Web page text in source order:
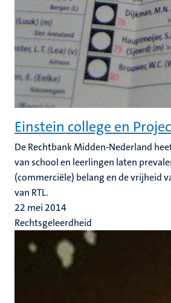
Einstein college en
De Rechtbank Midden-Nederland
van school en leerlingen laten
(commerciële) belang en de vrijheid
van RTL.
22 mei 2014
Rechtsgeleerdheid